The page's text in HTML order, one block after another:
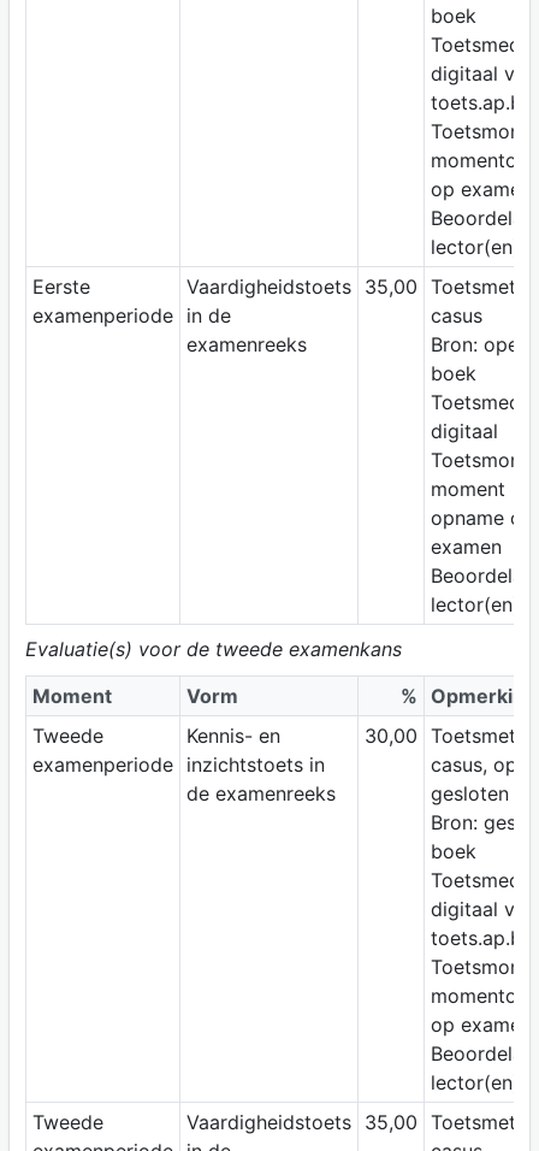
boek
digitaal via
toets.ap.be
op examen
lector(en)
Eerste
examenperiode
Vaardigheidstoets
in de
examenreeks
35,00
casus
Bron: open
boek
digitaal
moment
opname op
examen
lector(en)
Evaluatie(s) voor de tweede examenkans
Moment
Vorm % Opmerking
Tweede
examenperiode
Kennis- en
inzichtstoets in
de examenreeks
30,00
casus,
gesloten
Bron:
boek
digitaal via
toets.ap.be
op examen
lector(en)
Tweede
Vaardigheidstoets
35,00